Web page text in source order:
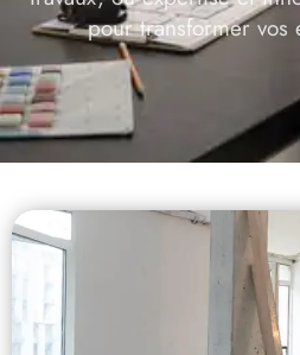
pour transformer vos